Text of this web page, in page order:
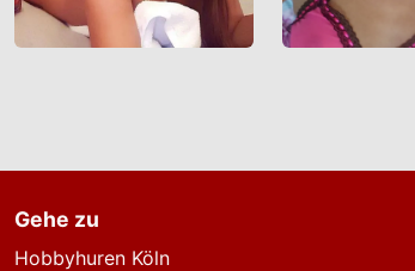
Gehe zu
Hobbyhuren Köln